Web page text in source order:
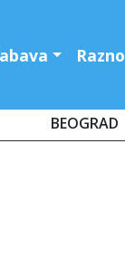
Razno
BEOGRAD